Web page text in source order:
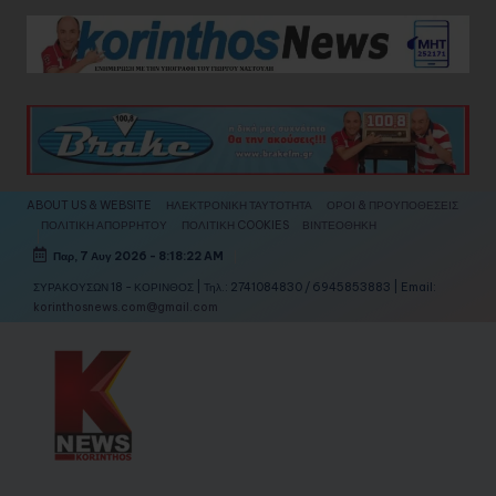
ABOUT US & WEBSITE ΗΛΕΚΤΡΟΝΙΚΗ ΤΑΥΤΟΤΗΤΑ
ΟΡΟΙ & ΠΡΟΥΠΟΘΕΣΕΙΣ
ΠΟΛΙΤΙΚΗ ΑΠΟΡΡΗΤΟΥ
ΠΟΛΙΤΙΚΗ COOKIES ΒΙΝΤΕΟΘΗΚΗ
Παρ, 7 Αυγ 2026 - 8:18:25 AM
ΣΥΡΑΚΟΥΣΩΝ 18 - ΚΟΡΙΝΘΟΣ | Τηλ.: 2741084830 / 6945853883 | Email:
korinthosnews.com@gmail.com